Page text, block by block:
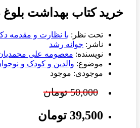
خرید کتاب بهداشت بلوغ
تحت نظر: با نظارت و مقدمه
ناشر: جوانه رشد
نویسنده: معصومه علی
موضوع: والدین و کودک و
موجودی: موجود
50,000 تومان
39,500 تومان